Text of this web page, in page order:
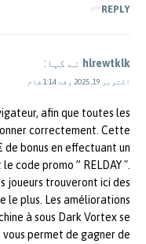
REPLY
hlrewtklk نے کہا:
اکتوبر 19, 2025 وقت 1:14 شام
afin que toutes les
correctement. Cette
de bonus en effectuant un
code promo ” RELDAY ".
joueurs trouveront ici des
le plus. Les améliorations
à sous Dark Vortex se
permet de gagner de